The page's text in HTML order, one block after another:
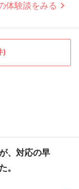
体験談をみる
)
、対応の早
。